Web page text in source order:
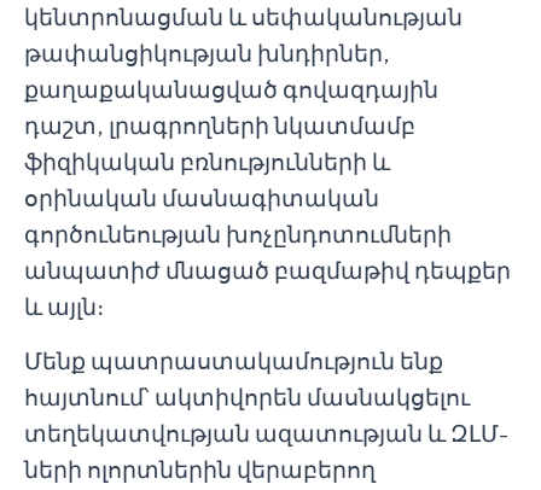
կենտրոնացման և սեփականության
թափանցիկության խնդիրներ,
քաղաքականացված գովազդային
դաշտ, լրագրողների նկատմամբ
ֆիզիկական բռնությունների և
օրինական մասնագիտական
գործունեության խոչընդոտումների
անպատիժ մնացած բազմաթիվ դեպքեր
և այլն։
Մենք պատրաստակամություն ենք
հայտնում՝ ակտիվորեն մասնակցելու
տեղեկատվության ազատության և ԶԼՄ-
ների ոլորտներին վերաբերող